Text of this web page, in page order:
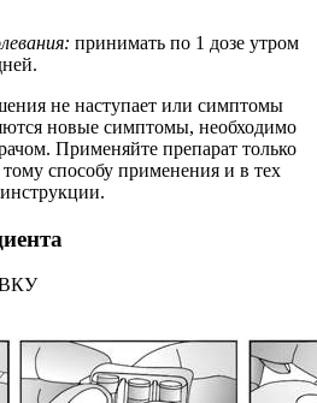
принимать по 1 дозе утром
не наступает или симптомы
новые симптомы, необходимо
Применяйте препарат только
способу применения и в тех